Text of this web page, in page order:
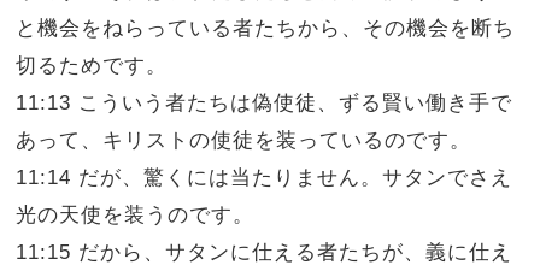
と機会をねらっている者たちから、その機会を断ち
切るためです。
11:13 こういう者たちは偽使徒、ずる賢い働き手で
あって、キリストの使徒を装っているのです。
11:14 だが、驚くには当たりません。サタンでさえ
光の天使を装うのです。
11:15 だから、サタンに仕える者たちが、義に仕え